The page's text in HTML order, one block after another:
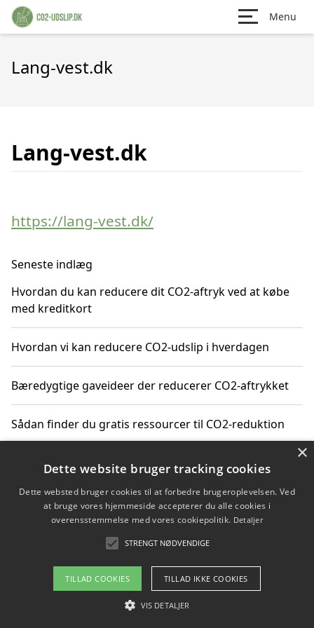
Menu
Lang-vest.dk
Lang-vest.dk
https://lang-vest.dk/
Seneste indlæg
Hvordan du kan reducere dit CO2-aftryk ved at købe
med kreditkort
Hvordan vi kan reducere CO2-udslip i hverdagen
Bæredygtige gaveideer der reducerer CO2-aftrykket
Sådan finder du gratis ressourcer til CO2-reduktion
Hvordan gadgets til hjemmet kan reducere CO2-udslip
Copyright 2026 - Pilanto Aps
Om / kontakt
Blog Betingelser
×
Dette website bruger tracking cookies
Dette websted bruger cookies til at forbedre brugeroplevelsen. Ved
at bruge vores hjemmeside accepterer du alle cookies i
overensstemmelse med vores cookiepolitik. Detaljer
STRENGT NØDVENDIGE
TILLAD COOKIES TILLAD IKKE COOKIES
VIS DETALJER